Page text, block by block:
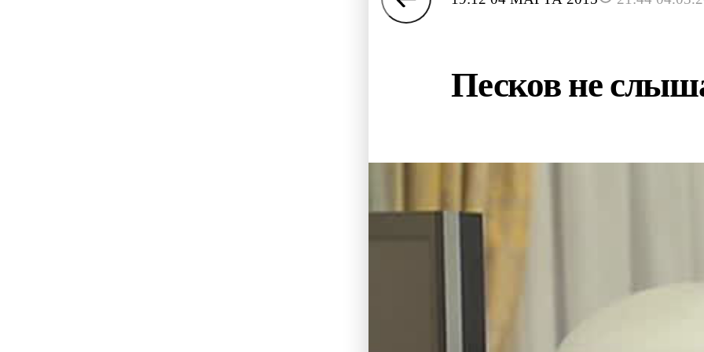
Песков не